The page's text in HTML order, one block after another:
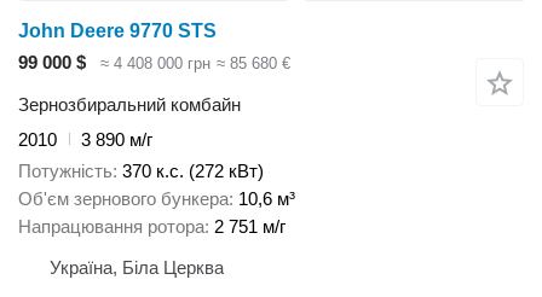
John Deere 9770 STS
99 000 $
≈ 4 408 000 грн ≈ 85 680 €
Зернозбиральний комбайн
2010
3 890 м/г
Потужність 370 к.с. (272 кВт)
Об'єм зернового бункера 10,6 м³
Напрацювання ротора 2 751 м/г
Україна, Біла Церква